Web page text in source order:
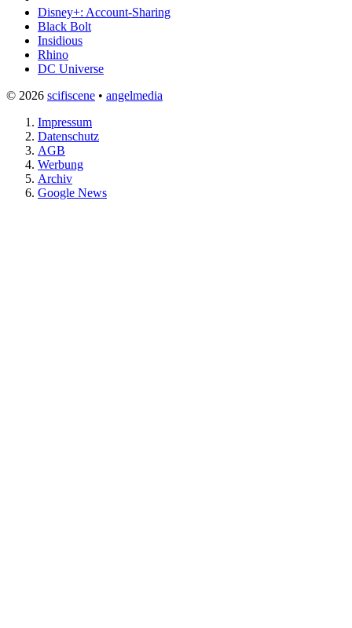
Disney+: Account-Sharing
Black Bolt
Insidious
Rhino
DC Universe
© 2026 scifiscene • angelmedia
Impressum
Datenschutz
AGB
Werbung
Archiv
Google News